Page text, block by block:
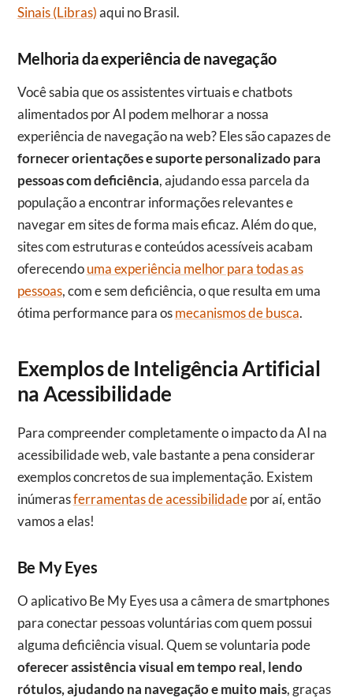
Sinais (Libras)aqui no Brasil.
Melhoria da experiência de navegação
Você sabia que os assistentes virtuais e chatbots
alimentados por AI podem melhorar a nossa
experiência de navegação na web? Eles são capazes de
fornecer orientações e suporte personalizado para
pessoas com deficiência, ajudando essa parcela da
população a encontrar informações relevantes e
navegar em sites de forma mais eficaz. Além do que,
sites com estruturas e conteúdos acessíveis acabam
oferecendouma experiência melhor para todas as
pessoas, com e sem deficiência, o que resulta em uma
ótima performance para osmecanismos de busca.
Exemplos de Inteligência Artificial
na Acessibilidade
Para compreender completamente o impacto da AI na
acessibilidade web, vale bastante a pena considerar
exemplos concretos de sua implementação. Existem
inúmerasferramentas de acessibilidadepor aí, então
vamos a elas!
Be My Eyes
O aplicativo Be My Eyes usa a câmera de smartphones
para conectar pessoas voluntárias com quem possui
alguma deficiência visual. Quem se voluntaria pode
oferecer assistência visual em tempo real, lendo
rótulos, ajudando na navegação e muito mais, graças